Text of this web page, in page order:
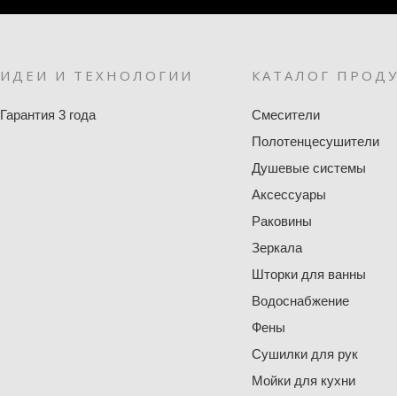
ИДЕИ И ТЕХНОЛОГИИ
Гарантия 3 года
КАТАЛОГ
Смесители
Полотенцесушители
Душевые системы
Аксессуары
Раковины
Зеркала
Шторки для ванны
Водоснабжение
Фены
Сушилки для рук
Мойки для кухни